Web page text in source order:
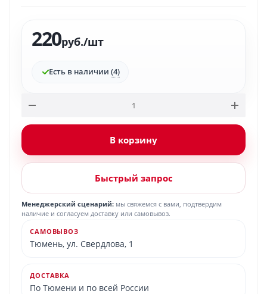
220руб./шт
Есть в наличии (4)
В корзину
Быстрый запрос
Менеджерский сценарий: мы свяжемся с вами, подтвердим
наличие и согласуем доставку или самовывоз.
САМОВЫВОЗ
Тюмень, ул. Свердлова, 1
ДОСТАВКА
По Тюмени и по всей России